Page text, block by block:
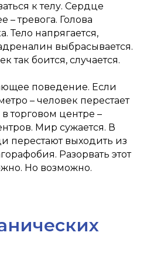
к телу. Сердце
– тревога. Голова
Тело напрягается,
выбрасывается.
так боится, случается.
поведение. Если
– человек перестает
торговом центре –
Мир сужается. В
перестают выходить из
Разорвать этот
Но возможно.